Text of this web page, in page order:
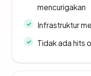
mencurigakan
Infrastruktur
Tidak ada hits